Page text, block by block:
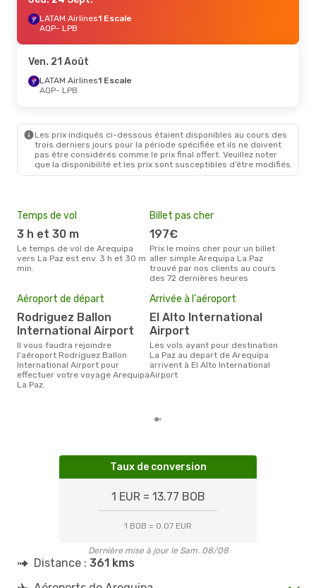
LATAM Airlines1 Escale
AQP- LPB
LPB- AQP
Lun. 7 Sept.- Dim. 13 Sept.
- AQP
LATAM Airlines1 Escale
AQP- LPB
Ven. 21 Août
LATAM Airlines1 Escale
AQP- LPB
Les prix indiqués ci-dessous étaient disponibles au cours des
trois derniers jours pour la période spécifiée et ils ne doivent
pas être considérés comme le prix final offert. Veuillez noter
que la disponibilité et les prix sont susceptibles d’être modifiés.
Temps de vol
3 h et 30 m
Le temps de vol de Arequipa
vers La Paz est env. 3 h et 30 m
min.
Billet pas cher
197€
Prix le moins cher pour un billet
aller simple Arequipa La Paz
trouvé par nos clients au cours
des 72 dernières heures
Aéroport de départ
Rodriguez Ballon
International Airport
Il vous faudra rejoindre
l'aéroport Rodriguez Ballon
International Airport pour
effectuer votre voyage Arequipa
La Paz.
Arrivée à l'aéroport
El Alto International
Airport
Les vols ayant pour destination
La Paz au depart de Arequipa
arrivent à El Alto International
Airport
Taux de conversion
1 EUR = 13.77 BOB
1 BOB = 0.07 EUR
Dernière mise à jour le Sam. 08/08
Distance : 361 kms